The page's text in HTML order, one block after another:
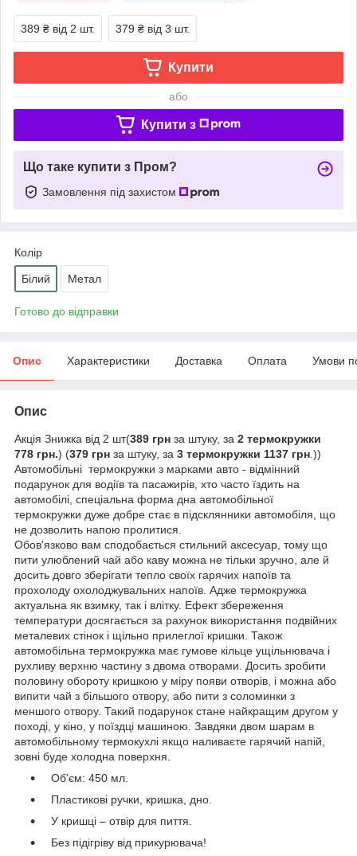
389 ₴ від 2 шт. 379 ₴ від 3 шт.
Купити
або
Купити з
Що таке купити з Пром?
Замовлення під захистом
Колір
Білий Метал
Готово до відправки
Опис Характеристики Доставка Оплата Умови
Опис
Акція Знижка від 2 шт(389 грн за штуку, за 2 термокружки
778 грн.) (379 грн за штуку, за 3 термокружки 1137 грн .))
Автомобільні термокружки з марками авто - відмінний
подарунок для водіїв та пасажирів, хто часто їздить на
автомобілі, спеціальна форма дна автомобільної
термокружки дуже добре стає в підсклянники автомобіля, що
не дозволить напою пролитися.
Обов'язково вам сподобається стильний аксесуар, тому що
пити улюблений чай або каву можна не тільки зручно, але й
досить довго зберігати тепло своїх гарячих напоїв та
прохолоду охолоджувальних напоїв. Адже термокружка
актуальна як взимку, так і влітку. Ефект збереження
температури досягається за рахунок використання подвійних
металевих стінок і щільно прилеглої кришки. Також
автомобільна термокружка має гумове кільце ущільнювача і
рухливу верхню частину з двома отворами. Досить зробити
половину обороту кришкою у міру появи отворів, і можна або
випити чай з більшого отвору, або пити з соломинки з
меншого отвору. Такий подарунок стане найкращим другом у
поході, у кіно, у поїздці машиною. Завдяки двом шарам в
автомобільному термокухлі якщо наливаєте гарячий напій,
зовні буде холодна поверхня.
Об'єм: 450 мл.
Пластикові ручки, кришка, дно.
У кришці – отвір для пиття.
Без підігріву від прикурювача!